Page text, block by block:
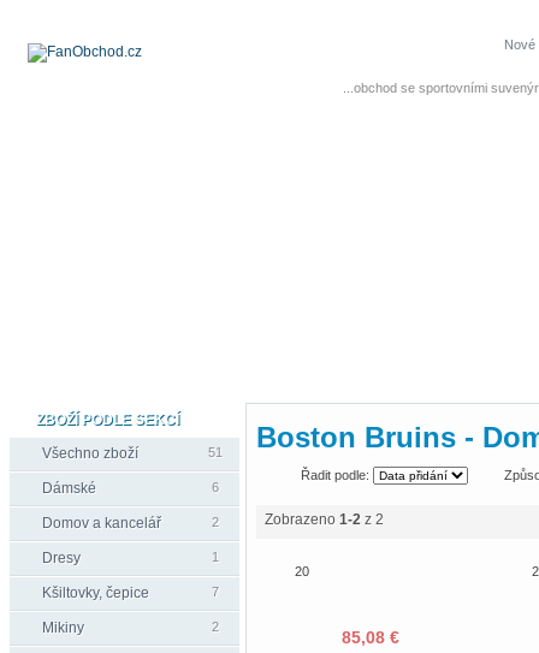
...obchod se sportovními
Nové
ZBOŽÍ PODLE SEKCÍ
Všechno zboží
51
Dámské 6
Domov a kancelář 2
Dresy 1
Kšiltovky, čepice 7
Mikiny 2
Boston Bruins -
Řadit podle:
Zobrazeno 1-2 z 2
20
85,08 €